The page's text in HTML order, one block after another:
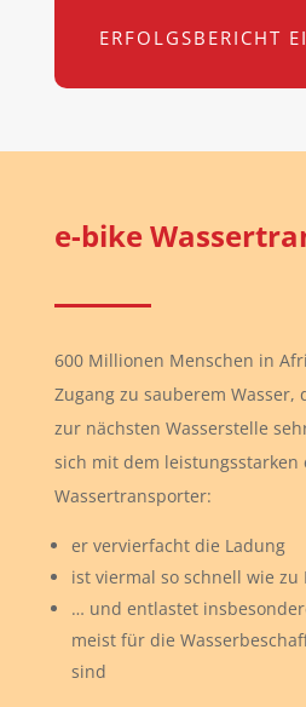
ERFOLGSBERICHT
e-bike
600 Millionen Menschen in
Zugang zu sauberem Wasser,
zur nächsten Wasserstelle
sich mit dem leistungsstarken
Wassertransporter:
er vervierfacht die Ladung
ist viermal so schnell wie zu
… und entlastet
meist für die
sind